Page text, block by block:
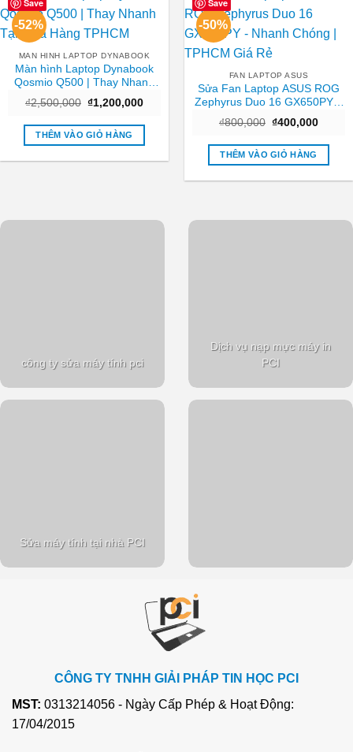
Save
-52%
MAN HINH LAPTOP DYNABOOK
Màn hình Laptop Dynabook
Qosmio Q500 | Thay Nhanh
₫2,500,000 Giá
là:
₫2,500,000.
₫1,200,000Giá
tại
₫1,200,000.
THÊM VÀO GIỎ HÀNG
Save
-50%
FAN LAPTOP ASUS
Sửa Fan Laptop ASUS ROG
Zephyrus Duo 16 GX650PY –
Rẻ
₫800,000 Giá
là:
₫800,000.
₫400,000Giá
tại
THÊM VÀO GIỎ HÀNG
công ty sửa máy tính pci
Dịch vụ nạp mực máy in
PCI
Sửa máy tính tại nhà PCI
CÔNG TY TNHH GIẢI PHÁP TIN HỌC PCI
MST: 0313214056 - Ngày Cấp Phép & Hoạt Động:
17/04/2015